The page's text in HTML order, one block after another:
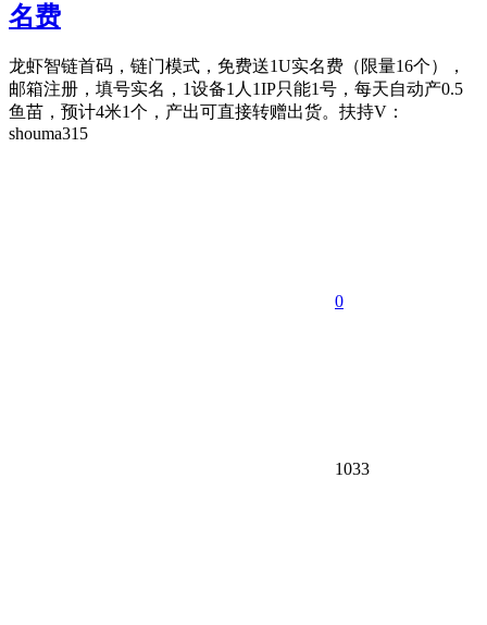
名费
龙虾智链首码，链门模式，免费送1U实名费（限量16个），
邮箱注册，填号实名，1设备1人1IP只能1号，每天自动产0.5
鱼苗，预计4米1个，产出可直接转赠出货。扶持V：
shouma315
0
1033